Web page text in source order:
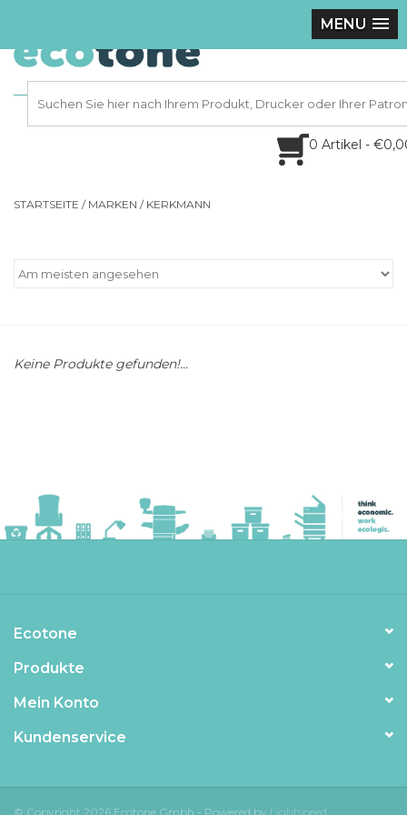
MENU
0 Artikel -
STARTSEITE / MARKEN / KERKMANN
Keine Produkte gefunden!...
Ecotone
Produkte
Mein Konto
Kundenservice
© Copyright 2026 Ecotone Gmbh - Powered by Lightspeed